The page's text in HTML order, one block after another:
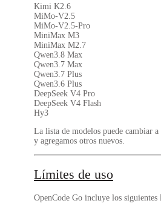
Kimi K2.6
MiMo-V2.5
MiMo-V2.5-Pro
MiniMax M3
MiniMax M2.7
Qwen3.8 Max
Qwen3.7 Max
Qwen3.7 Plus
Qwen3.6 Plus
DeepSeek V4 Pro
DeepSeek V4 Flash
Hy3
La lista de modelos puede cambiar
y agregamos otros nuevos.
Límites de uso
OpenCode Go incluye los siguientes